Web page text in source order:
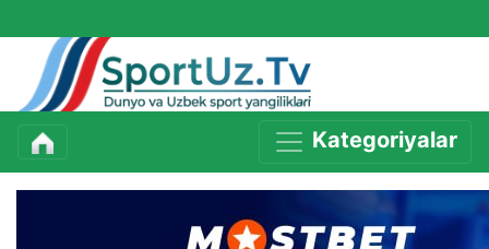
Kategoriyalar